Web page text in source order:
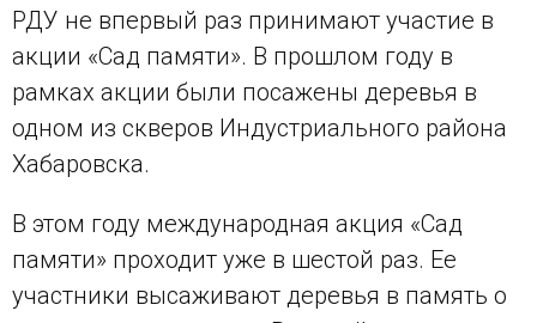
РДУ не впервый раз принимают участие в
акции «Сад памяти». В прошлом году в
рамках акции были посажены деревья в
одном из скверов Индустриального района
Хабаровска.
В этом году международная акция «Сад
памяти» проходит уже в шестой раз. Ее
участники высаживают деревья в память о